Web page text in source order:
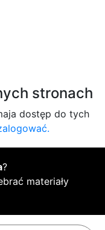
stronach
dostęp do tych
?
materiały